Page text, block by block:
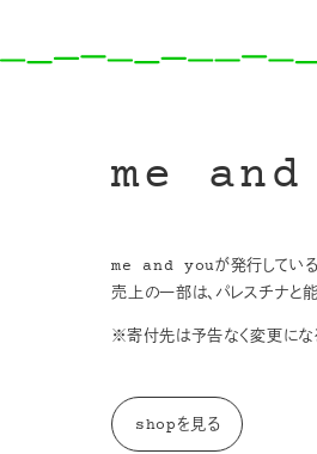
me
me and youが発行している小
売上の一部は、パレスチナと
※寄付先は予告なく変更にな
shopを見る